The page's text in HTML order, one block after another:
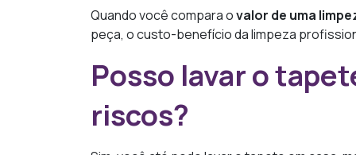
Quando você compara ovalor de uma
peça, o custo-benefício da limpeza
Posso lavar o
riscos?